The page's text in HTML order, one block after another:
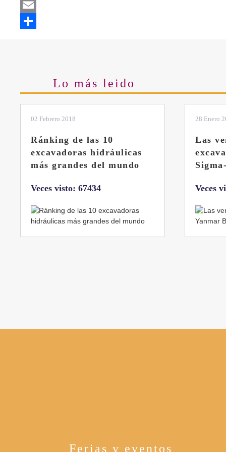
Twitter
Email
Lo más leido
28 Enero 2019
Las ventajas de la
excavadora Yanmar B7
Sigma-6
Veces visto: 32217
11 Marzo
El
Ferias y eventos